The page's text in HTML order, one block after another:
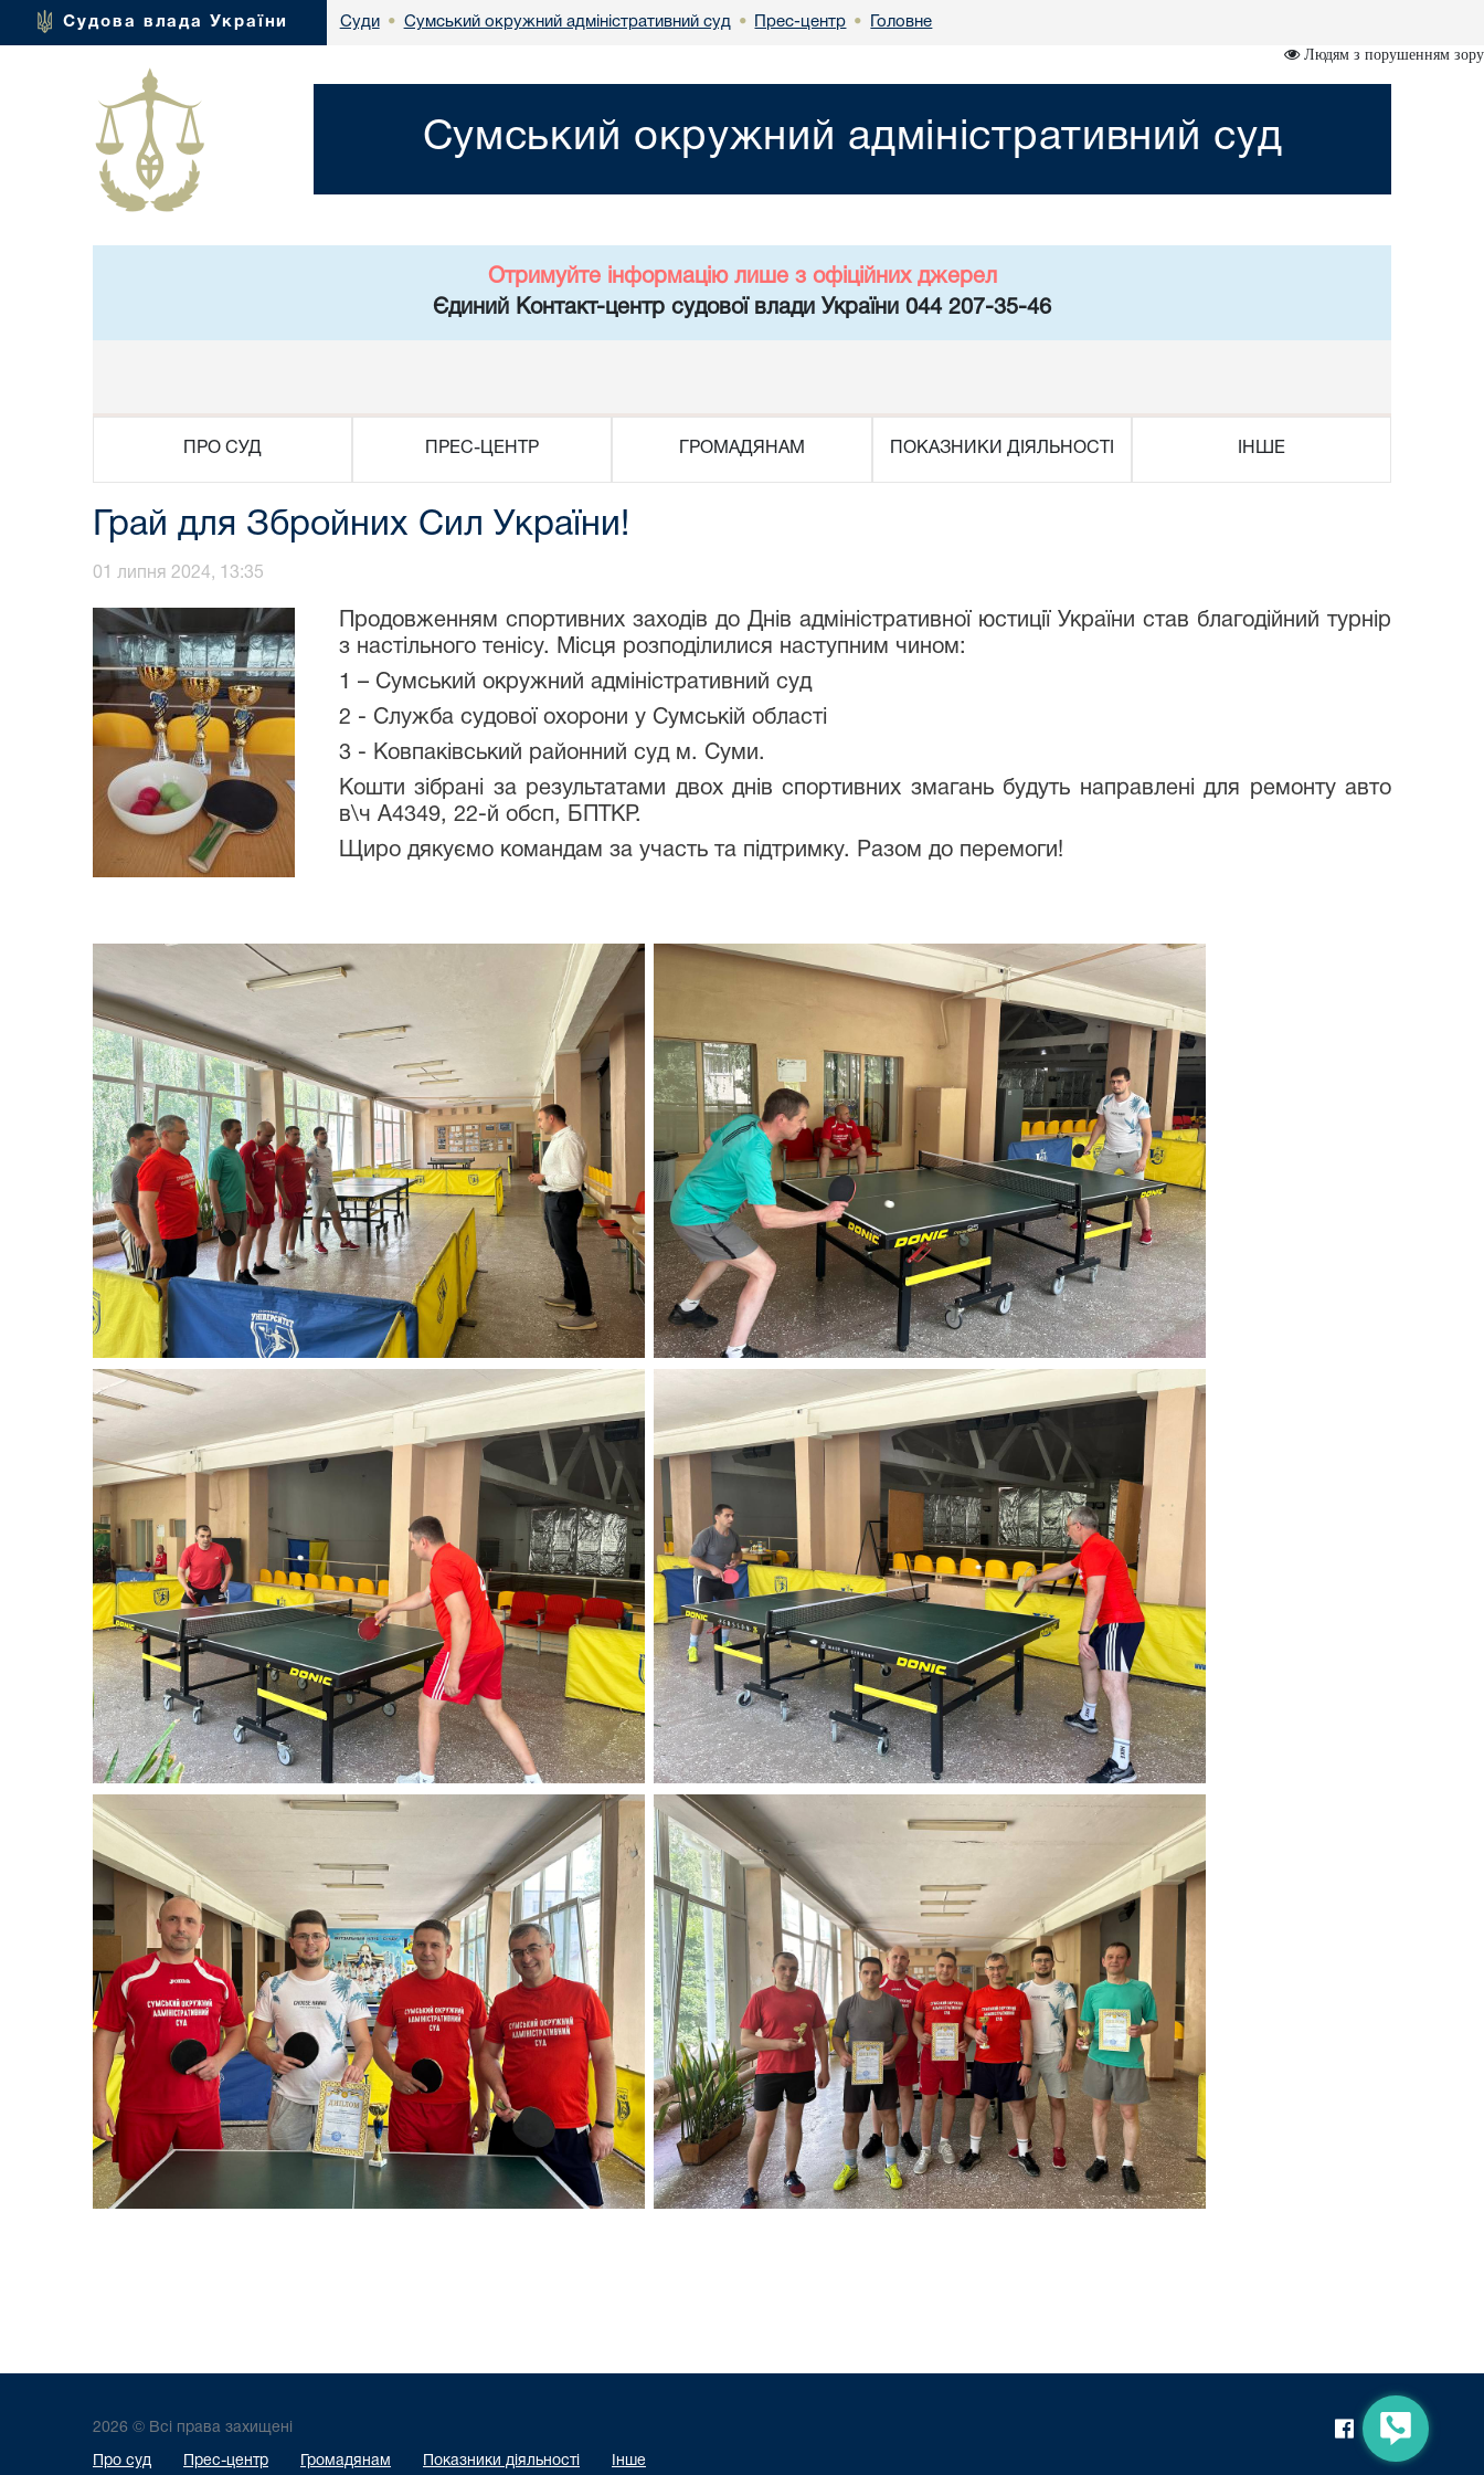
Судова влада України Суди • Сумський окружний адміністративний суд • Прес-центр • Головне
Людям з порушенням зору
Сумський окружний адміністративний суд
Отримуйте інформацію лише з офіційних джерел
Єдиний Контакт-центр судової влади України 044 207-35-46
ПРО СУД ПРЕС-ЦЕНТР ГРОМАДЯНАМ ПОКАЗНИКИ ДІЯЛЬНОСТІ ІНШЕ
Грай для Збройних Сил України!
01 липня 2024, 13:35
Продовженням спортивних заходів до Днів адміністративної юстиції України став благодійний турнір
з настільного тенісу. Місця розподілилися наступним чином:
1 – Сумський окружний адміністративний суд
2 - Служба судової охорони у Сумській області
3 - Ковпаківський районний суд м. Суми.
Кошти зібрані за результатами двох днів спортивних змагань будуть направлені для ремонту авто
в\ч А4349, 22-й обсп, БПТКР.
Щиро дякуємо командам за участь та підтримку. Разом до перемоги!
2026 © Всі права захищені
Про суд Прес-центр Громадянам Показники діяльності Інше